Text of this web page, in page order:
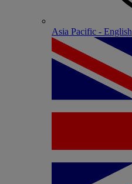
Asia Pacific - English